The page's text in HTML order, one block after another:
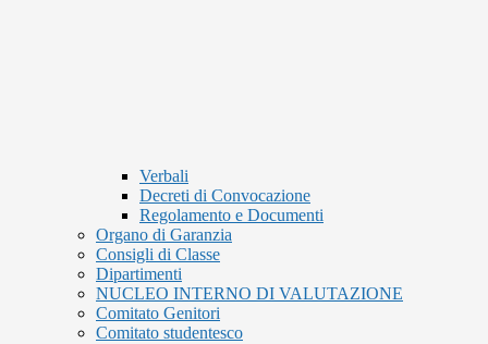
Verbali
Decreti di Convocazione
Regolamento e Documenti
Organo di Garanzia
Consigli di Classe
Dipartimenti
NUCLEO INTERNO DI VALUTAZIONE
Comitato Genitori
Comitato studentesco